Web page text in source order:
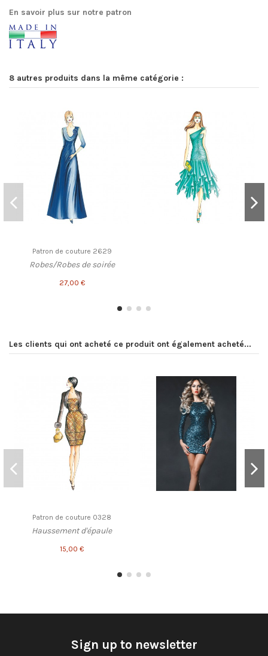
En savoir plus sur notre patron
8 autres produits dans la même catégorie :
Patron de couture 2629
Robes/Robes de soirée
27,00 €
Les clients qui ont acheté ce produit ont également acheté...
Patron de couture 0328
Haussement d'épaule
15,00 €
Sign up to newsletter